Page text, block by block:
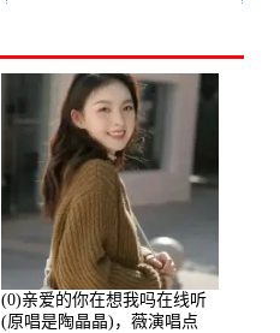
(0)亲爱的你在想我吗在线听
(原唱是陶晶晶)，薇演唱点